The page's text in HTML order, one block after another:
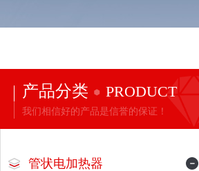
产品分类 PRODUCT
我们相信好的产品是信誉的保证！
管状电加热器